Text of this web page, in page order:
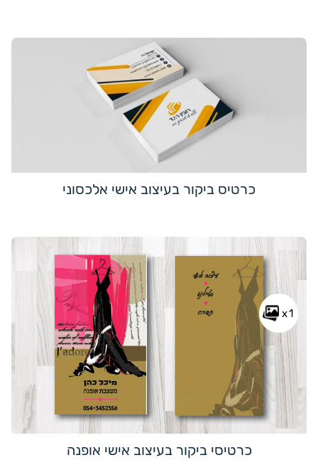
כרטיס ביקור בעיצוב אישי אלכסוני
x1
כרטיסי ביקור בעיצוב אישי אופנה